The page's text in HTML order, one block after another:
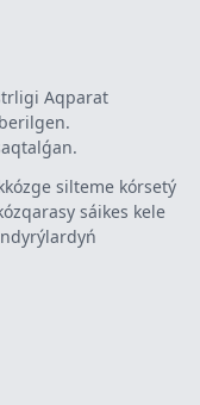
Aqparat
silteme kórsetý
sáikes kele